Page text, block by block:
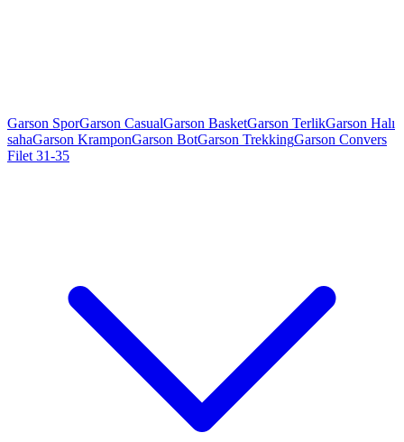
Garson SporGarson CasualGarson BasketGarson TerlikGarson Halı
sahaGarson KramponGarson BotGarson TrekkingGarson Convers
Filet 31-35